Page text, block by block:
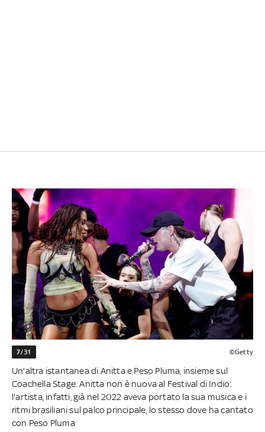
7/31 ©Getty
Un'altra istantanea di Anitta e Peso Pluma, insieme sul
Coachella Stage. Anitta non è nuova al Festival di Indio:
l'artista, infatti, già nel 2022 aveva portato la sua musica e i
ritmi brasiliani sul palco principale, lo stesso dove ha cantato
con Peso Pluma